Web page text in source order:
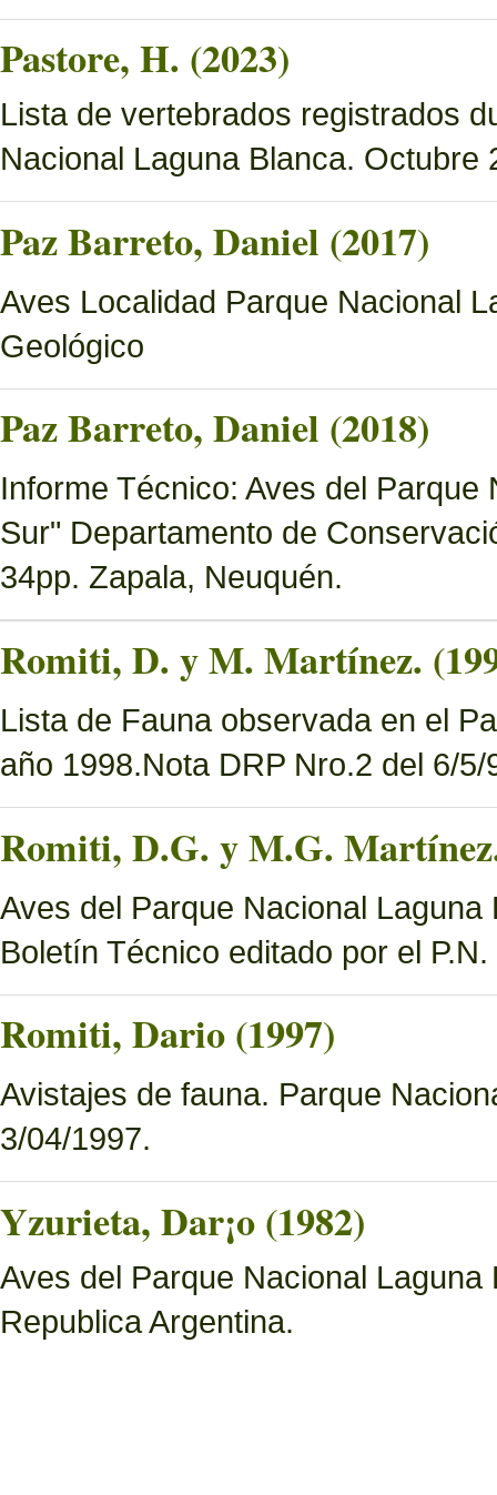
Pastore, H. (2023)
Lista de vertebrados registrados
Nacional Laguna Blanca. Octubre
Paz Barreto, Daniel (2017)
Aves Localidad Parque Nacional
Geológico
Paz Barreto, Daniel (2018)
Informe Técnico: Aves del
Sur" Departamento de
34pp. Zapala, Neuquén.
Romiti, D. y M. Martínez.
Lista de Fauna observada en el
año 1998.Nota DRP Nro.2 del 6/5/
Romiti, D.G. y M.G.
Aves del Parque Nacional
Boletín Técnico editado por el
Romiti, Dario (1997)
Avistajes de fauna. Parque
3/04/1997.
Yzurieta, Dar¡o (1982)
Aves del Parque Nacional
Republica Argentina.